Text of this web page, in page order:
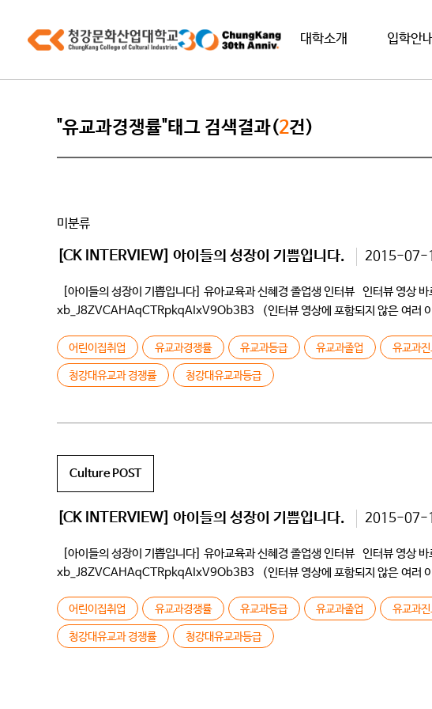
대학소개 입학안내
"유교과경쟁률"태그 검색결과(2건)
미분류
[CK INTERVIEW] 아이들의 성장이 기쁨입니다. 2015-07-
[아이들의 성장이 기쁩입니다] 유아교육과 신혜경 졸업생 인터뷰 인터
xb_J8ZVCAHAqCTRpkqAIxV9Ob3B3 (인터뷰 영상에 포함되지 않은 여러 이
어린이집취업 유교과경쟁률 유교과등급 유교과졸업 유교과
청강대유교과 경쟁률 청강대유교과등급
Culture POST
[CK INTERVIEW] 아이들의 성장이 기쁨입니다. 2015-07-
[아이들의 성장이 기쁩입니다] 유아교육과 신혜경 졸업생 인터뷰 인터
xb_J8ZVCAHAqCTRpkqAIxV9Ob3B3 (인터뷰 영상에 포함되지 않은 여러 이
어린이집취업 유교과경쟁률 유교과등급 유교과졸업 유교과
청강대유교과 경쟁률 청강대유교과등급